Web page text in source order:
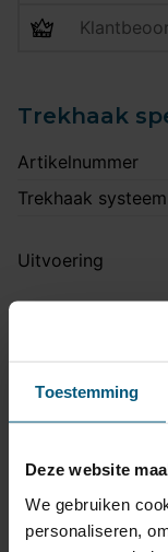
Toestemming
Deze website
We gebruiken
personaliseren,
Trekhaak
Artikelnummer
Trekhaak systeem
Uitvoering
Europees keurmerk
Uitsnede
Montagetijd
Ook voor